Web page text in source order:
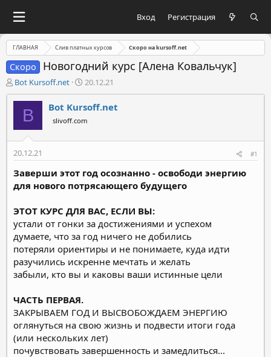
Вход Регистрация
ГЛАВНАЯ Слив платных курсов Скоро на kursoff.net
Скоро Новогодний курс [Алена Ковальчук]
А
в
т
м
ы
Bot Kursoff.net
Д
а
т
а
н
а
а
20.12.21
B Bot Kursoff.net
slivoff.com
20.12.21 #1
Заверши этот год осознанно - освободи энергию
для нового потрясающего будущего
ЭТОТ КУРС ДЛЯ ВАС, ЕСЛИ ВЫ:
устали от гонки за достижениями и успехом
думаете, что за год ничего не добились
потеряли ориентиры и не понимаете, куда идти
разучились искренне мечтать и желать
забыли, кто вы и каковы ваши истинные цели
ЧАСТЬ ПЕРВАЯ.
ЗАКРЫВАЕМ ГОД И ВЫСВОБОЖДАЕМ ЭНЕРГИЮ
оглянуться на свою жизнь и подвести итоги года
(или нескольких лет)
почувствовать завершенность и замедлиться...